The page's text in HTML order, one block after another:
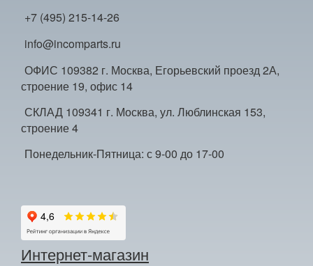
+7 (495) 215-14-26
info@incomparts.ru
ОФИС 109382 г. Москва, Егорьевский проезд 2А,
строение 19, офис 14
СКЛАД 109341 г. Москва, ул. Люблинская 153,
строение 4
Понедельник-Пятница: с 9-00 до 17-00
Интернет-магазин